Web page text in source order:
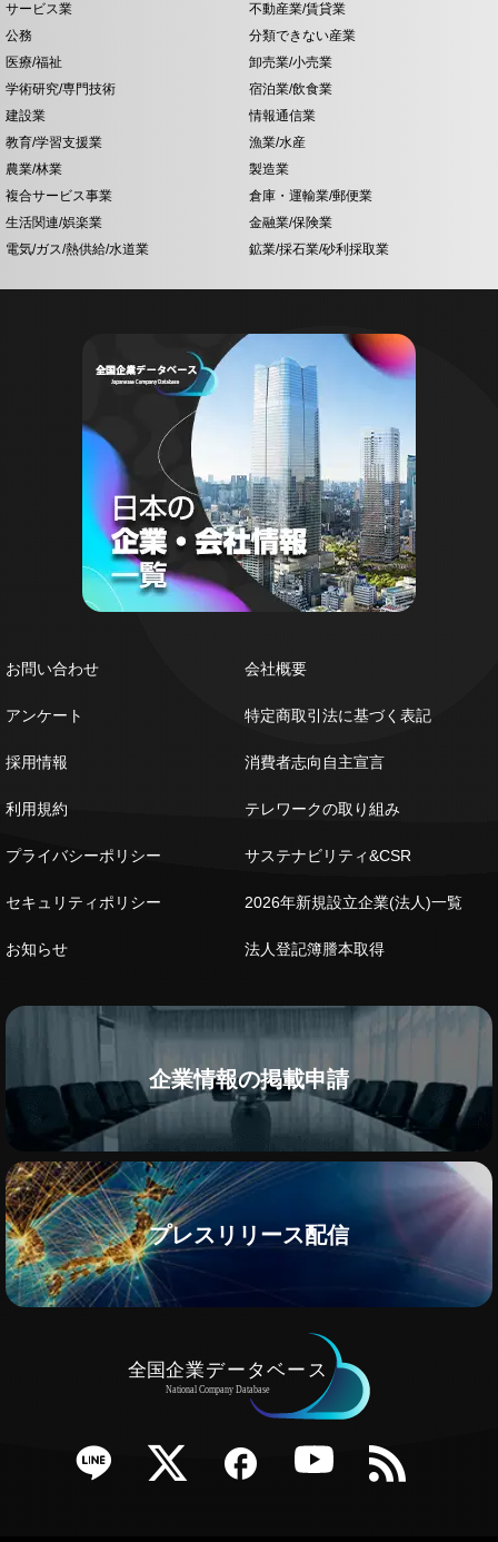
サービス業
不動産業/賃貸業
公務
分類できない産業
医療/福祉
卸売業/小売業
学術研究/専門技術
宿泊業/飲食業
建設業
情報通信業
教育/学習支援業
漁業/水産
農業/林業
製造業
複合サービス事業
倉庫・運輸業/郵便業
生活関連/娯楽業
金融業/保険業
電気/ガス/熱供給/水道業
鉱業/採石業/砂利採取業
お問い合わせ
アンケート
採用情報
利用規約
プライバシーポリシー
セキュリティポリシー
お知らせ
会社概要
特定商取引法に基づく表記
消費者志向自主宣言
テレワークの取り組み
サステナビリティ&CSR
2026年新規設立企業(法人)一覧
法人登記簿謄本取得
企業情報の掲載申請
プレスリリース配信
Twitter Facebook YouTube RSS